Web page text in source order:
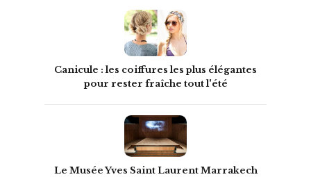
Canicule : les coiffures les plus élégantes
pour rester fraîche tout l'été
Le Musée Yves Saint Laurent Marrakech